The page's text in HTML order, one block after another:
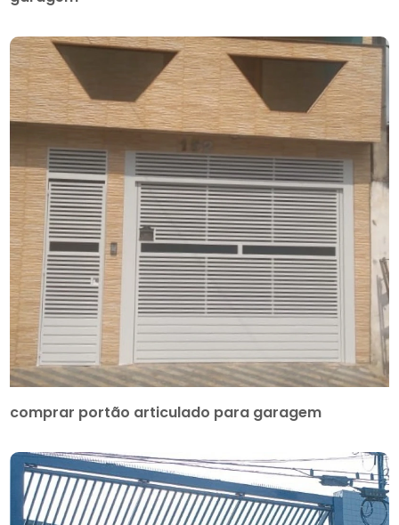
comprar portão articulado para garagem